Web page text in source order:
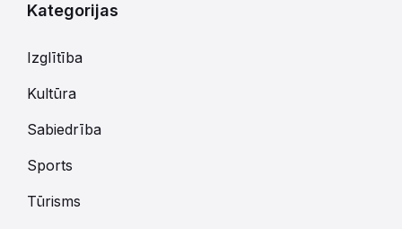
Kategorijas
Izglītība
Kultūra
Sabiedrība
Sports
Tūrisms